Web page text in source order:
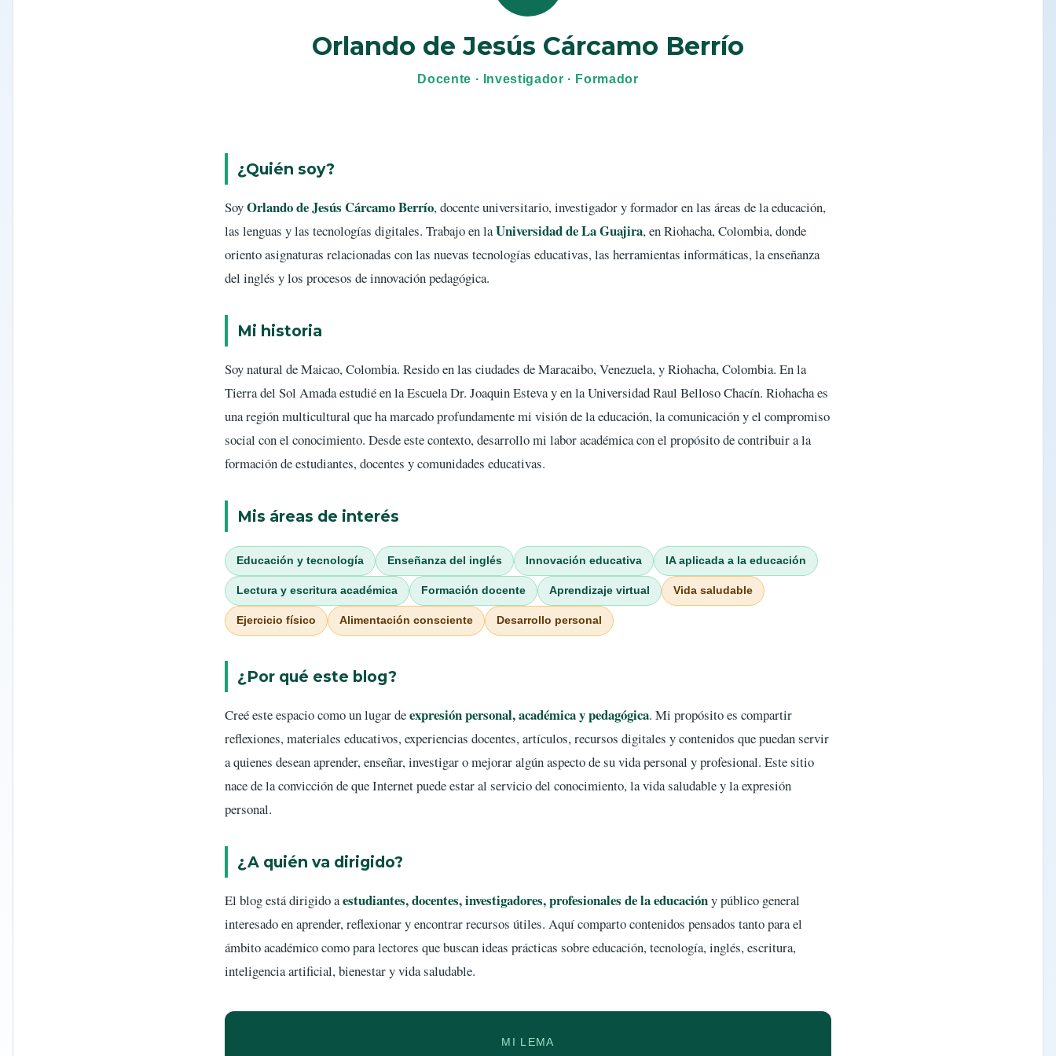
Orlando de Jesús Cárcamo Berrío
Docente · Investigador · Formador
¿Quién soy?
SoyOrlando de Jesús Cárcamo Berrío, docente universitario, investigador y formador en las áreas de la educación,
las lenguas y las tecnologías digitales. Trabajo en laUniversidad de La Guajira, en Riohacha, Colombia, donde
oriento asignaturas relacionadas con las nuevas tecnologías educativas, las herramientas informáticas, la enseñanza
del inglés y los procesos de innovación pedagógica.
Mi historia
Soy natural de Maicao, Colombia. Resido en las ciudades de Maracaibo, Venezuela, y Riohacha, Colombia. En la
Tierra del Sol Amada estudié en la Escuela Dr. Joaquin Esteva y en la Universidad Raul Belloso Chacín. Riohacha es
una región multicultural que ha marcado profundamente mi visión de la educación, la comunicación y el compromiso
social con el conocimiento. Desde este contexto, desarrollo mi labor académica con el propósito de contribuir a la
formación de estudiantes, docentes y comunidades educativas.
Mis áreas de interés
Educación y tecnología Enseñanza del inglés Innovación educativa IA aplicada a la educación
Lectura y escritura académica Formación docente Aprendizaje virtual Vida saludable
Ejercicio físico Alimentación consciente Desarrollo personal
¿Por qué este blog?
Creé este espacio como un lugar deexpresión personal, académica y pedagógica. Mi propósito es compartir
reflexiones, materiales educativos, experiencias docentes, artículos, recursos digitales y contenidos que puedan servir
a quienes desean aprender, enseñar, investigar o mejorar algún aspecto de su vida personal y profesional. Este sitio
nace de la convicción de que Internet puede estar al servicio del conocimiento, la vida saludable y la expresión
personal.
¿A quién va dirigido?
El blog está dirigido aestudiantes, docentes, investigadores, profesionales de la educacióny público general
interesado en aprender, reflexionar y encontrar recursos útiles. Aquí comparto contenidos pensados tanto para el
ámbito académico como para lectores que buscan ideas prácticas sobre educación, tecnología, inglés, escritura,
inteligencia artificial, bienestar y vida saludable.
MI LEMA